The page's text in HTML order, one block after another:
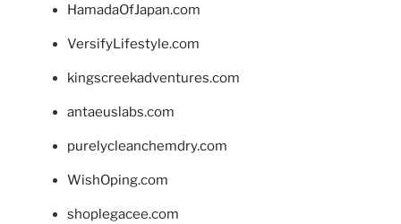
HamadaOfJapan.com
VersifyLifestyle.com
kingscreekadventures.com
antaeuslabs.com
purelycleanchemdry.com
WishOping.com
shoplegacee.com